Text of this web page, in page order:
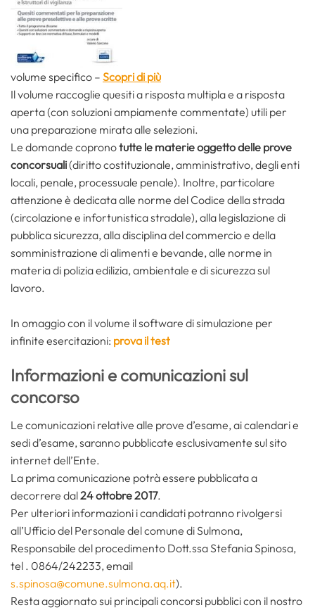
volume specifico – Scopri di più
Il volume raccoglie quesiti a risposta multipla e a risposta
aperta (con soluzioni ampiamente commentate) utili per
una preparazione mirata alle selezioni.
Le domande copronotutte le materie oggetto delle prove
concorsuali(diritto costituzionale, amministrativo, degli enti
locali, penale, processuale penale). Inoltre, particolare
attenzione è dedicata alle norme del Codice della strada
(circolazione e infortunistica stradale), alla legislazione di
pubblica sicurezza, alla disciplina del commercio e della
somministrazione di alimenti e bevande, alle norme in
materia di polizia edilizia, ambientale e di sicurezza sul
lavoro.
In omaggio con il volume il software di simulazione per
infinite esercitazioni: prova il test
Informazioni e comunicazioni sul
concorso
Le comunicazioni relative alle prove d’esame, ai calendari e
sedi d’esame, saranno pubblicate esclusivamente sul sito
internet dell’Ente.
La prima comunicazione potrà essere pubblicata a
decorrere dal24 ottobre 2017.
Per ulteriori informazioni i candidati potranno rivolgersi
all’Ufficio del Personale del comune di Sulmona,
Responsabile del procedimento Dott.ssa Stefania Spinosa,
tel . 0864/242233, email
s.spinosa@comune.sulmona.aq.it).
Resta aggiornato sui principali concorsi pubblici con il nostro